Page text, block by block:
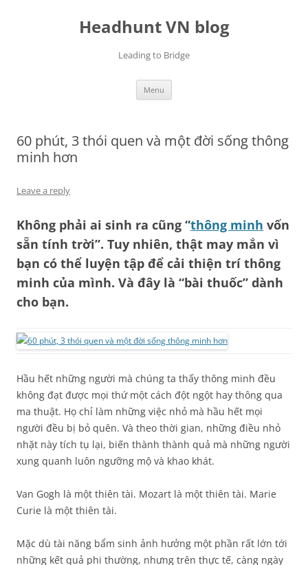
Headhunt VN blog
Leading to Bridge
Menu
60 phút, 3 thói quen và một đời sống thông
minh hơn
Leave a reply
Không phải ai sinh ra cũng “thông minh vốn
sẵn tính trời”. Tuy nhiên, thật may mắn vì
bạn có thể luyện tập để cải thiện trí thông
minh của mình. Và đây là “bài thuốc” dành
cho bạn.
Hầu hết những người mà chúng ta thấy thông minh đều
không đạt được mọi thứ một cách đột ngột hay thông qua
ma thuật. Họ chỉ làm những việc nhỏ mà hầu hết mọi
người đều bị bỏ quên. Và theo thời gian, những điều nhỏ
nhặt này tích tụ lại, biến thành thành quả mà những người
xung quanh luôn ngưỡng mộ và khao khát.
Van Gogh là một thiên tài. Mozart là một thiên tài. Marie
Curie là một thiên tài.
Mặc dù tài năng bẩm sinh ảnh hưởng một phần rất lớn tới
những kết quả phi thường, nhưng trên thực tế, càng ngày